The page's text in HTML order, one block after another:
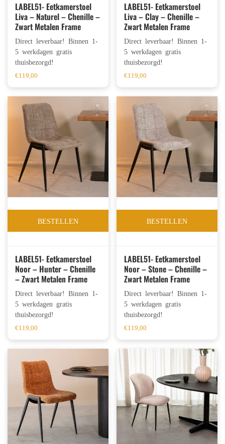
LABEL51- Eetkamerstoel
Liva – Naturel – Chenille –
Zwart Metalen Frame
Direct leverbaar! Binnen 1-
5 werkdagen gratis
thuisbezorgd!
€119,00
LABEL51- Eetkamerstoel
Liva – Clay – Chenille –
Zwart Metalen Frame
Direct leverbaar! Binnen 1-
5 werkdagen gratis
thuisbezorgd!
€119,00
BESTELLEN
LABEL51- Eetkamerstoel
Noor – Hunter – Chenille
– Zwart Metalen Frame
Direct leverbaar! Binnen 1-
5 werkdagen gratis
thuisbezorgd!
€119,00
BESTELLEN
LABEL51- Eetkamerstoel
Noor – Stone – Chenille –
Zwart Metalen Frame
Direct leverbaar! Binnen 1-
5 werkdagen gratis
thuisbezorgd!
€119,00